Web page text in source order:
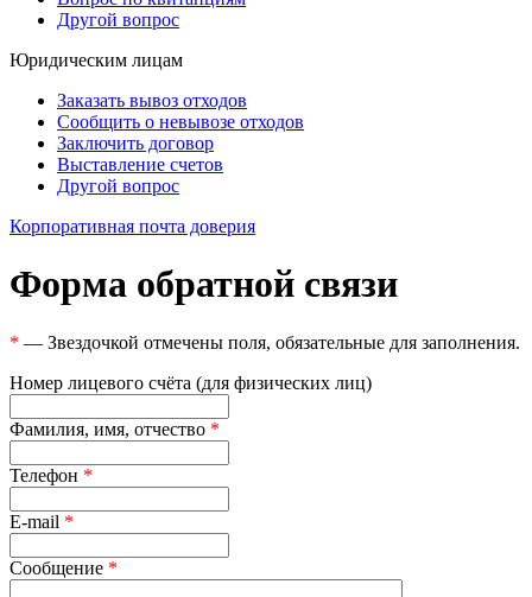
Другой вопрос
Юридическим лицам
Заказать вывоз отходов
Сообщить о невывозе отходов
Заключить договор
Выставление счетов
Другой вопрос
Корпоративная почта доверия
Форма обратной связи
* — Звездочкой отмечены поля, обязательные для заполнения.
Номер лицевого счёта (для физических лиц)
Фамилия, имя, отчество *
Телефон *
E-mail *
Сообщение *